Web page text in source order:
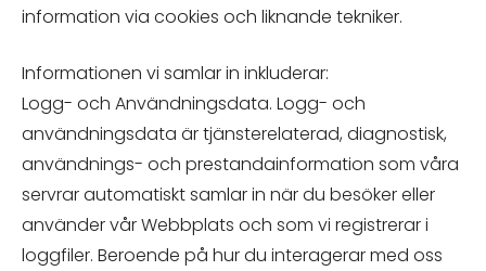
information via cookies och liknande tekniker.
Informationen vi samlar in inkluderar:
Logg- och Användningsdata. Logg- och
användningsdata är tjänsterelaterad, diagnostisk,
användnings- och prestandainformation som våra
servrar automatiskt samlar in när du besöker eller
använder vår Webbplats och som vi registrerar i
loggfiler. Beroende på hur du interagerar med oss